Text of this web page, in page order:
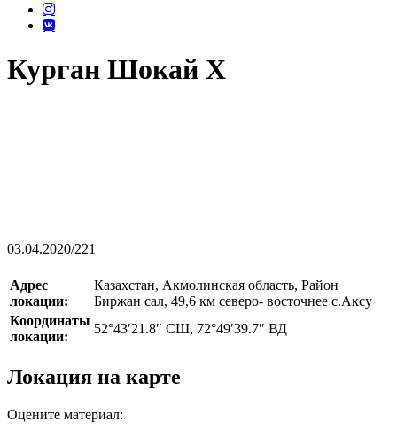
Курган Шокай X
03.04.2020/221
Адрес
локации:
Казахстан, Акмолинская область, Район
Биржан сал, 49,6 км северо- восточнее с.Аксу
Координаты
локации:
52°43′21.8″ СШ, 72°49′39.7″ ВД
Локация на карте
Оцените материал: